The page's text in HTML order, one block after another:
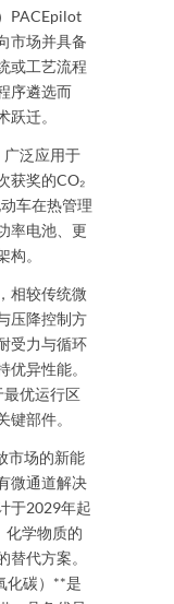
PACEpilot
市场并具备
或工艺流程
序遴选而
迁。
广泛应用于
获奖的CO₂
车在热管理
率电池、更
。
，相较传统微
压降控制方
受力与循环
异性能。
最优运行区
部件。
市场的新能
微通道解决
于2029年起
化学物质的
代方案。
化碳）**是